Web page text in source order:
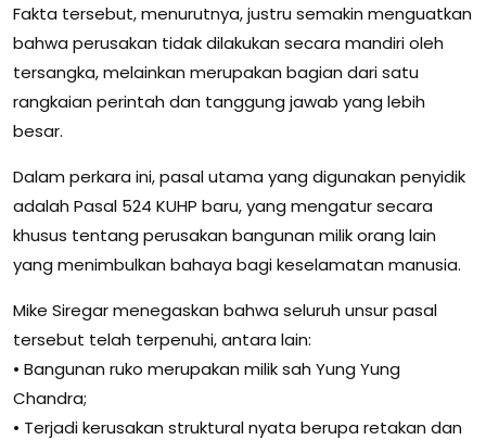
Fakta tersebut, menurutnya, justru semakin menguatkan
bahwa perusakan tidak dilakukan secara mandiri oleh
tersangka, melainkan merupakan bagian dari satu
rangkaian perintah dan tanggung jawab yang lebih
besar.
Dalam perkara ini, pasal utama yang digunakan penyidik
adalah Pasal 524 KUHP baru, yang mengatur secara
khusus tentang perusakan bangunan milik orang lain
yang menimbulkan bahaya bagi keselamatan manusia.
Mike Siregar menegaskan bahwa seluruh unsur pasal
tersebut telah terpenuhi, antara lain:
• Bangunan ruko merupakan milik sah Yung Yung
Chandra;
• Terjadi kerusakan struktural nyata berupa retakan dan